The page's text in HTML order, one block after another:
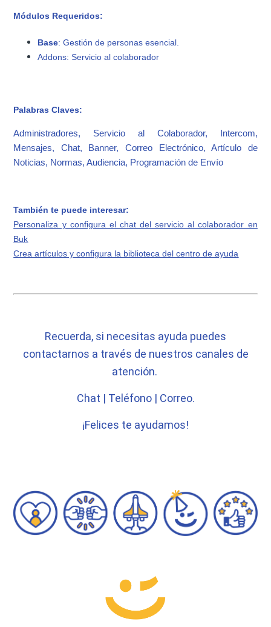
Módulos Requeridos:
Base:Gestión de personas esencial.
Addons: Servicio al colaborador
Palabras Claves:
Administradores, Servicio al Colaborador, Intercom,
Mensajes, Chat, Banner, Correo Electrónico, Artículo de
Noticias, Normas, Audiencia, Programación de Envío
También te puede interesar:
Personaliza y configura el chat del servicio al colaborador en
Buk
Crea artículos y configura la biblioteca del centro de ayuda
Recuerda, si necesitas ayuda puedes
contactarnos a través de nuestros canales de
atención.
Chat | Teléfono | Correo.
¡Felices te ayudamos!